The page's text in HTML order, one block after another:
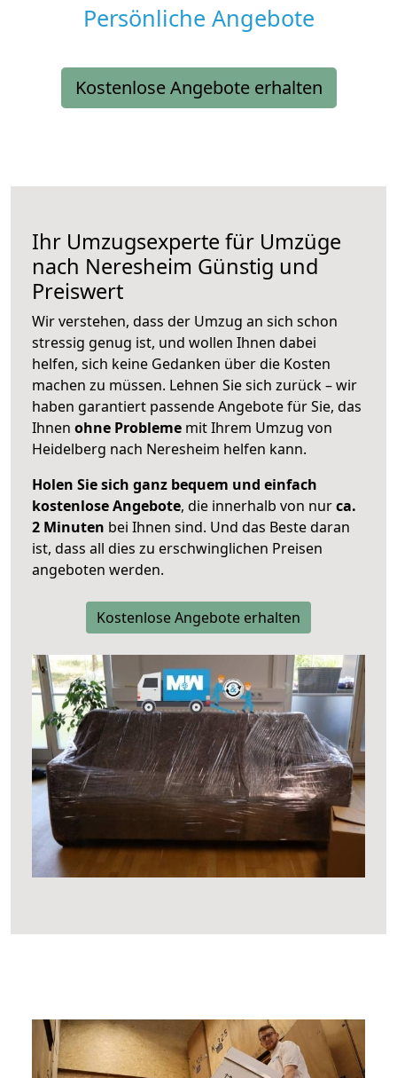
Persönliche Angebote
Kostenlose Angebote erhalten
Ihr Umzugsexperte für Umzüge
nach Neresheim Günstig und
Preiswert
Wir verstehen, dass der Umzug an sich schon
stressig genug ist, und wollen Ihnen dabei
helfen, sich keine Gedanken über die Kosten
machen zu müssen. Lehnen Sie sich zurück – wir
haben garantiert passende Angebote für Sie, das
Ihnen ohne Probleme mit Ihrem Umzug von
Heidelberg nach Neresheim helfen kann.
Holen Sie sich ganz bequem und einfach
kostenlose Angebote, die innerhalb von nurca.
2 Minuten bei Ihnen sind. Und das Beste daran
ist, dass all dies zu erschwinglichen Preisen
angeboten werden.
Kostenlose Angebote erhalten